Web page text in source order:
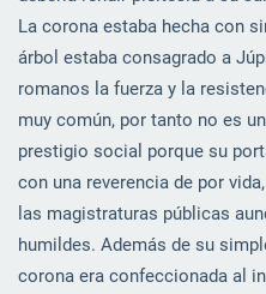
La corona estaba hecha con
árbol estaba consagrado a
romanos la fuerza y la
muy común, por tanto no es
prestigio social porque su
con una reverencia de por
las magistraturas públicas
humildes. Además de su
corona era confeccionada al